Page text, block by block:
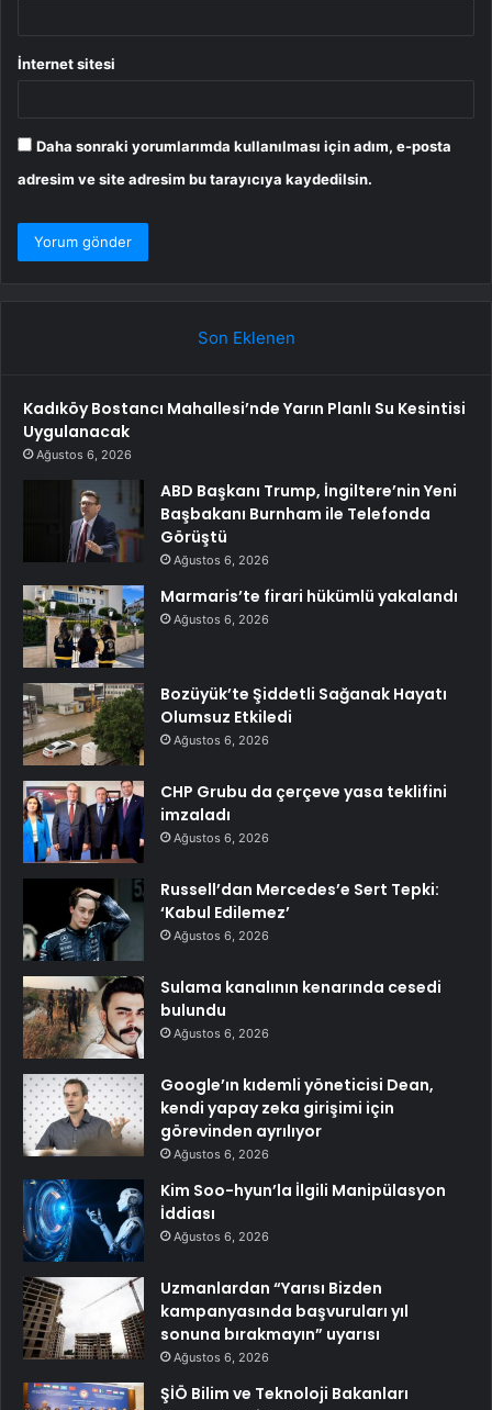
İnternet sitesi
Daha sonraki yorumlarımda kullanılması için adım, e-posta
adresim ve site adresim bu tarayıcıya kaydedilsin.
Son Eklenen
Kadıköy Bostancı Mahallesi’nde Yarın Planlı Su Kesintisi
Uygulanacak
Ağustos 6, 2026
ABD Başkanı Trump, İngiltere’nin Yeni
Başbakanı Burnham ile Telefonda
Görüştü
Ağustos 6, 2026
Marmaris’te firari hükümlü yakalandı
Ağustos 6, 2026
Bozüyük’te Şiddetli Sağanak Hayatı
Olumsuz Etkiledi
Ağustos 6, 2026
CHP Grubu da çerçeve yasa teklifini
imzaladı
Ağustos 6, 2026
Russell’dan Mercedes’e Sert Tepki:
‘Kabul Edilemez’
Ağustos 6, 2026
Sulama kanalının kenarında cesedi
bulundu
Ağustos 6, 2026
Google’ın kıdemli yöneticisi Dean,
kendi yapay zeka girişimi için
görevinden ayrılıyor
Ağustos 6, 2026
Kim Soo-hyun’la İlgili Manipülasyon
İddiası
Ağustos 6, 2026
Uzmanlardan “Yarısı Bizden
kampanyasında başvuruları yıl
sonuna bırakmayın” uyarısı
Ağustos 6, 2026
ŞİÖ Bilim ve Teknoloji Bakanları